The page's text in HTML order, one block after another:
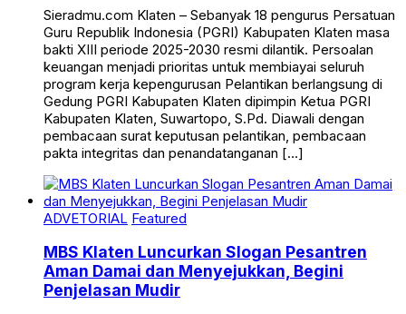
Sieradmu.com Klaten – Sebanyak 18 pengurus Persatuan
Guru Republik Indonesia (PGRI) Kabupaten Klaten masa
bakti XIII periode 2025-2030 resmi dilantik. Persoalan
keuangan menjadi prioritas untuk membiayai seluruh
program kerja kepengurusan Pelantikan berlangsung di
Gedung PGRI Kabupaten Klaten dipimpin Ketua PGRI
Kabupaten Klaten, Suwartopo, S.Pd. Diawali dengan
pembacaan surat keputusan pelantikan, pembacaan
pakta integritas dan penandatanganan […]
ADVETORIAL Featured
MBS Klaten Luncurkan Slogan Pesantren
Aman Damai dan Menyejukkan, Begini
Penjelasan Mudir